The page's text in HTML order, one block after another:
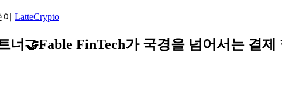
LatteCrypto
너🤝Fable FinTech가 국경을 넘어서는 결